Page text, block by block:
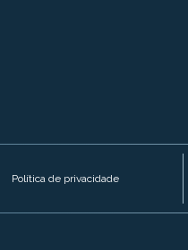
Política de privacidade